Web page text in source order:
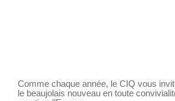
Comme chaque année, le CIQ vous
le beaujolais nouveau en toute